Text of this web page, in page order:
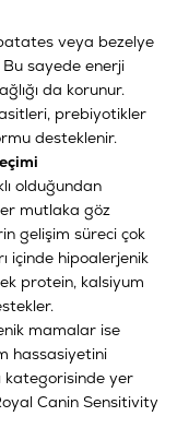
veya bezelye
sayede enerji
da korunur.
prebiyotikler
desteklenir.
olduğundan
mutlaka göz
gelişim süreci çok
içinde hipoalerjenik
protein, kalsiyum
mamalar ise
hassasiyetini
kategorisinde yer
Canin Sensitivity